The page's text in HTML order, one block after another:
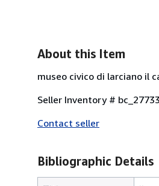
About this Item
museo civico di larciano il
Seller Inventory # bc_27733
Contact seller
Bibliographic Details